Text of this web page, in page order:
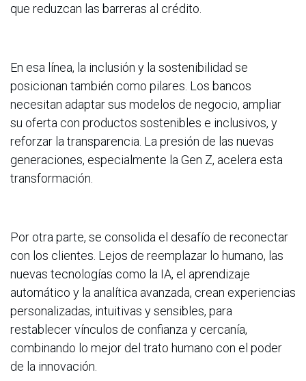
que reduzcan las barreras al crédito.
En esa línea, la inclusión y la sostenibilidad se
posicionan también como pilares. Los bancos
necesitan adaptar sus modelos de negocio, ampliar
su oferta con productos sostenibles e inclusivos, y
reforzar la transparencia. La presión de las nuevas
generaciones, especialmente la Gen Z, acelera esta
transformación.
Por otra parte, se consolida el desafío de reconectar
con los clientes. Lejos de reemplazar lo humano, las
nuevas tecnologías como la IA, el aprendizaje
automático y la analítica avanzada, crean experiencias
personalizadas, intuitivas y sensibles, para
restablecer vínculos de confianza y cercanía,
combinando lo mejor del trato humano con el poder
de la innovación.